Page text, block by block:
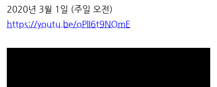
2020년 3월 1일 (주일 오전)
https://youtu.be/oPlI6t9NOmE